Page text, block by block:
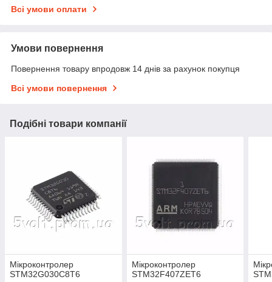
Всі умови оплати
Умови повернення
Повернення товару впродовж 14 днів за рахунок покупця
Всі умови повернення
Подібні товари компанії
Мікроконтролер
STM32G030C8T6
Мікроконтролер
STM32F407ZET6